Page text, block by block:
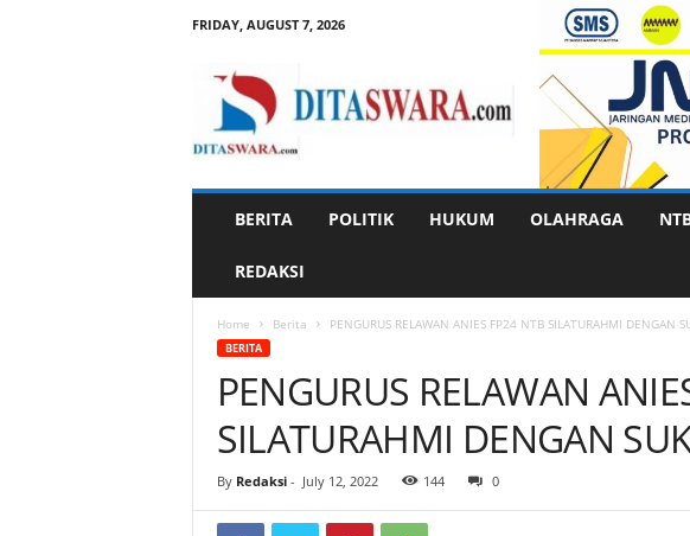
FRIDAY, AUGUST 7, 2026
s
BERITA POLITIK HUKUM OLAHRAGA
REDAKSI
Home Berita PENGURUS RELAWAN ANIES FP24 NTB SILATURAHMI DENGAN
BERITA
PENGURUS RELAWAN
SILATURAHMI DENGAN
By Redaksi- July 12, 2022 144 0